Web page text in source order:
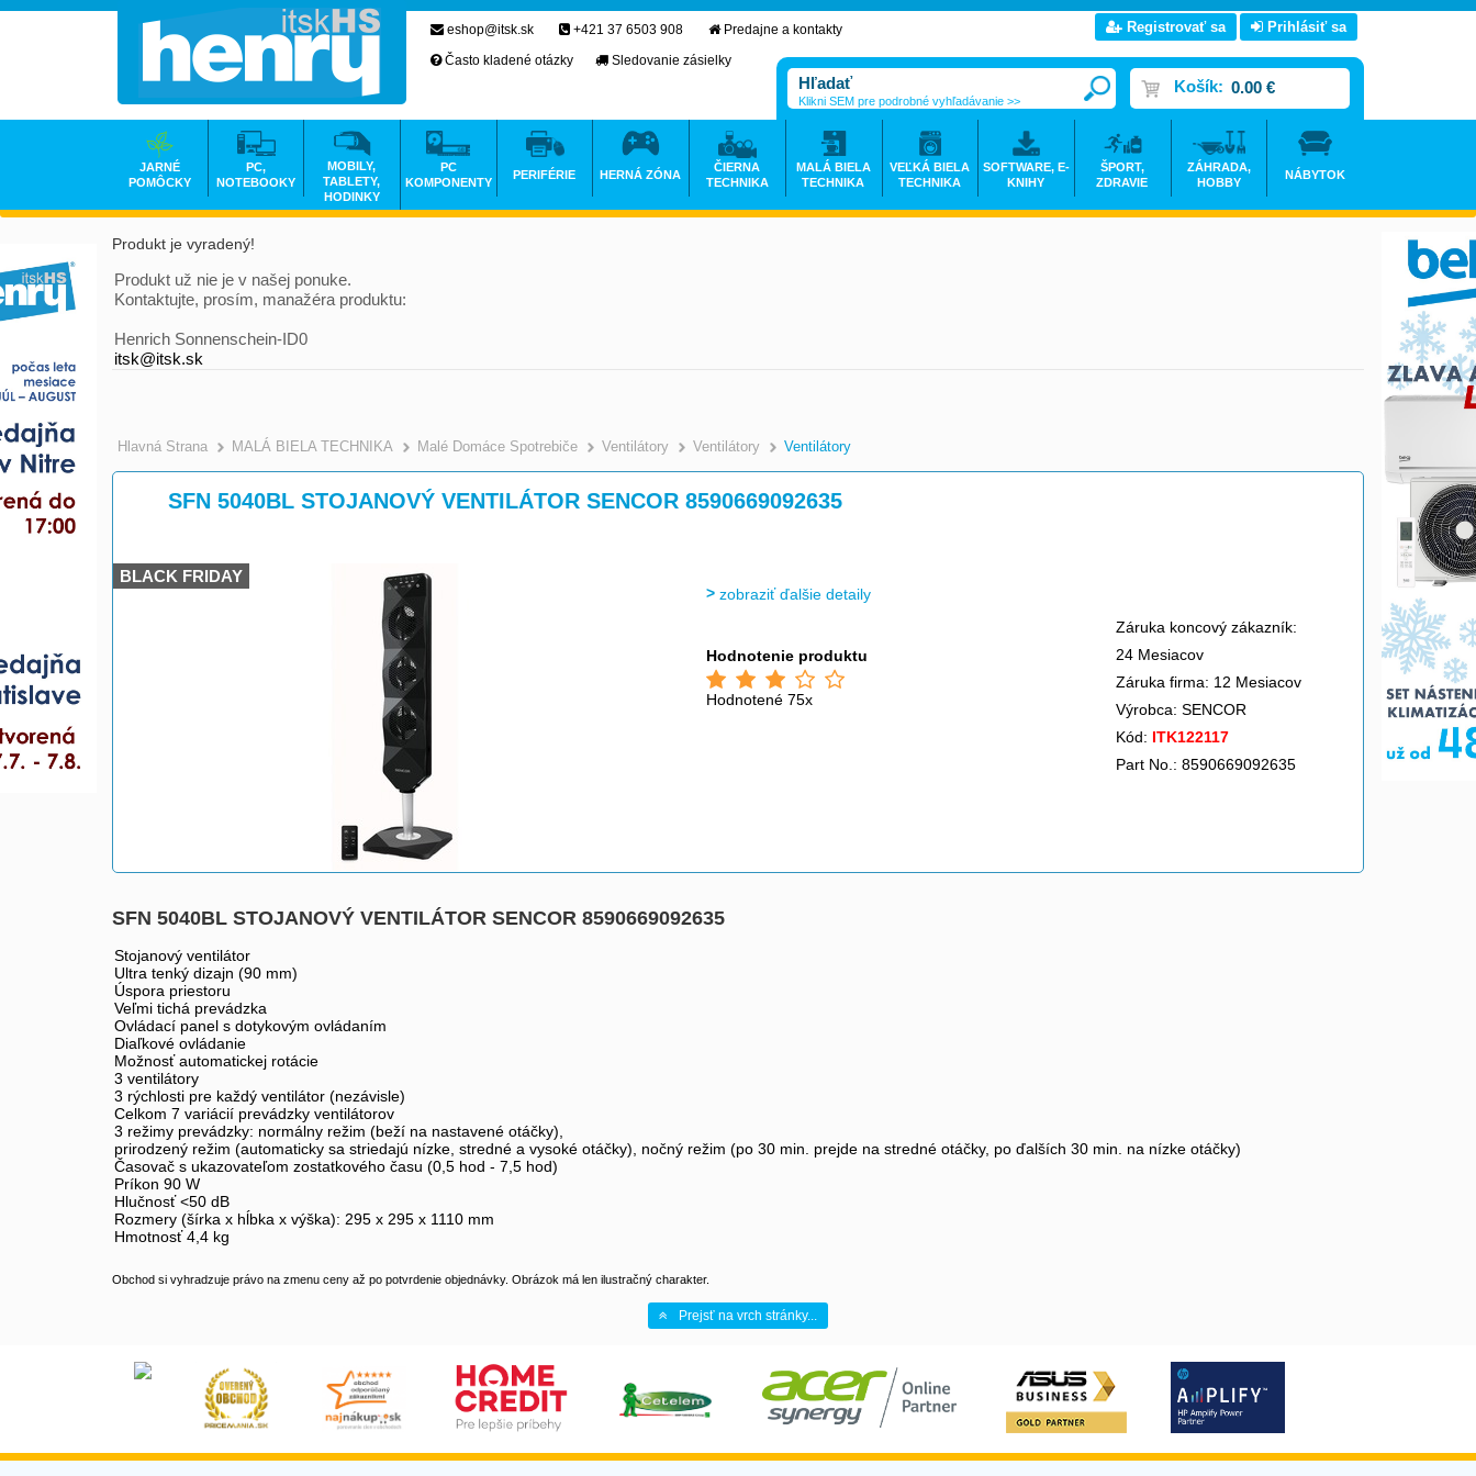
Produkt je vyradený!
Produkt už nie je v našej ponuke.
Kontaktujte, prosím, manažéra produktu:
Henrich Sonnenschein-ID0
itsk@itsk.sk
Hlavná Strana >
MALÁ BIELA TECHNIKA >
Malé Domáce Spotrebiče >
Ventilátory >
Ventilátory >
Ventilátory
SFN 5040BL STOJANOVÝ VENTILÁTOR SENCOR 8590669092635
BLACK FRIDAY
zobraziť ďalšie detaily
Hodnotenie produktu
Hodnotené 75x
Záruka koncový zákazník:
24 Mesiacov
Záruka firma: 12 Mesiacov
Výrobca: SENCOR
Kód: ITK122117
Part No.: 8590669092635
SFN 5040BL STOJANOVÝ VENTILÁTOR SENCOR 8590669092635
Stojanový ventilátor
Ultra tenký dizajn (90 mm)
Úspora priestoru
Veľmi tichá prevádzka
Ovládací panel s dotykovým ovládaním
Diaľkové ovládanie
Možnosť automatickej rotácie
3 ventilátory
3 rýchlosti pre každý ventilátor (nezávisle)
Celkom 7 variácií prevádzky ventilátorov
3 režimy prevádzky: normálny režim (beží na nastavené otáčky),
prirodzený režim (automaticky sa striedajú nízke, stredné a vysoké otáčky), nočný režim (po 30 min. prejde na stredné otáčky, po ďalších 30 min. na nízke otáčky)
Časovač s ukazovateľom zostatkového času (0,5 hod - 7,5 hod)
Príkon 90 W
Hlučnosť <50 dB
Rozmery (šírka x hĺbka x výška): 295 x 295 x 1110 mm
Hmotnosť 4,4 kg
Obchod si vyhradzuje právo na zmenu ceny až po potvrdenie objednávky. Obrázok má len ilustračný charakter.
Prejsť na vrch stránky...
eshop@itsk.sk +421 37 6503 908
Predajne a kontakty
Často kladené otázky
Sledovanie zásielky
Registrovať sa Prihlásiť sa
Košík: 0.00 €
Klikni SEM pre podrobné vyhľadávanie >>
JARNÉ
POMÔCKY
PC,
NOTEBOOKY
MOBILY,
TABLETY,
HODINKY
PC
KOMPONENTY
PERIFÉRIE HERNÁ ZÓNA
ČIERNA
TECHNIKA
MALÁ BIELA
TECHNIKA
VEĽKÁ BIELA
TECHNIKA
SOFTWARE, E-
KNIHY
ŠPORT,
ZDRAVIE
ZÁHRADA,
HOBBY
NÁBYTOK